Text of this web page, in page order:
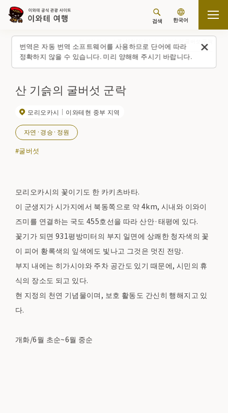
번역은 자동 번역 소프트웨어를 사용하므로 단어에 따라
정확하지 않을 수 있습니다. 미리 양해해 주시기 바랍니다.
검색 한국어
산 기슭의 굴버섯 군락
모리오카시 이와테현 중부 지역
자연·경승·정원
#굴버섯
모리오카시의 꽃이기도 한 카키츠바타.
이 군생지가 시가지에서 북동쪽으로 약 4km, 시내와 이와이
즈미를 연결하는 국도 455호선을 따라 산안·태평에 있다.
꽃기가 되면 931평방미터의 부지 일면에 상쾌한 청자색의 꽃
이 피어 황록색의 잎색에도 빛나고 그것은 멋진 전망.
부지 내에는 히가시야와 주차 공간도 있기 때문에, 시민의 휴
식의 장소도 되고 있다.
현 지정의 천연 기념물이며, 보호 활동도 간신히 행해지고 있
다.
개화/6월 초순~6월 중순